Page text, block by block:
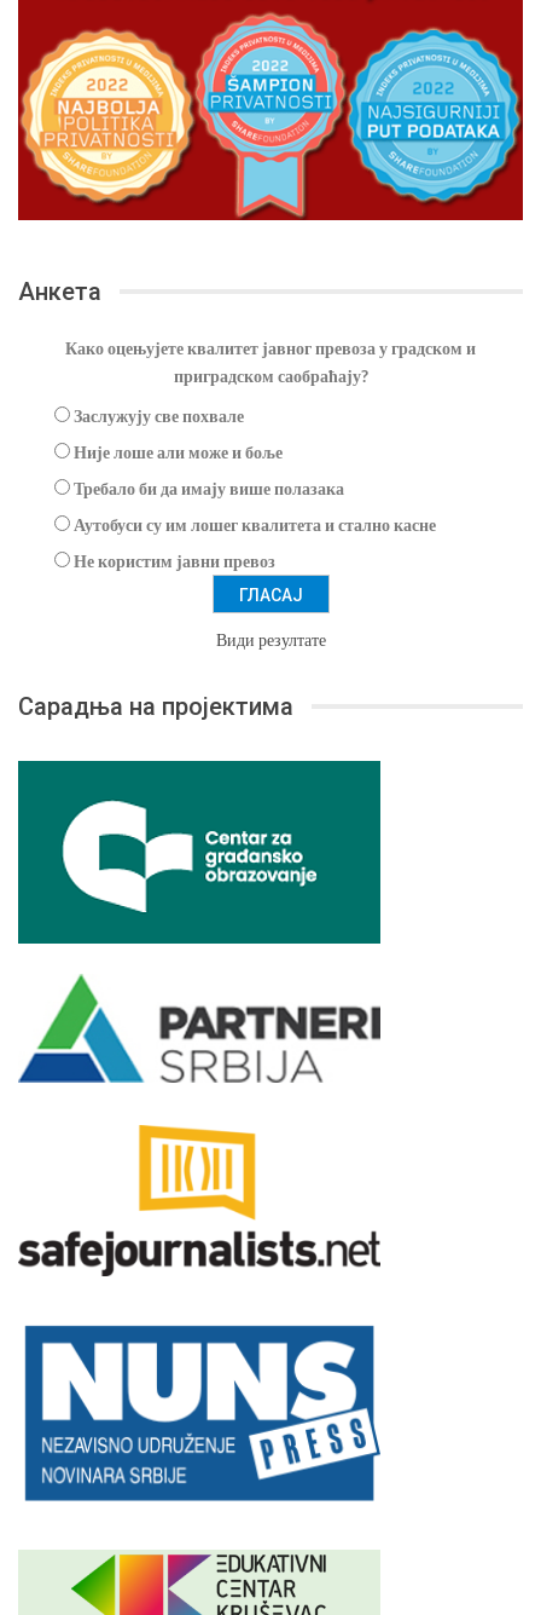
Анкета
Како оцењујете квалитет јавног превоза у градском и
приградском саобраћају?
Заслужују све похвале
Није лоше али може и боље
Требало би да имају више полазака
Аутобуси су им лошег квалитета и стално касне
Не користим јавни превоз
Види резултате
Сарадња на пројектима